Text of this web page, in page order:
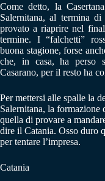
Come detto, la
Salernitana, al termina
provato a riaprire nel
termine. I “falchetti”
buona stagione, forse
che, in casa, ha perso
Casarano, per il resto ha
Per mettersi alle spalle la
Salernitana, la
quella di provare a
dire il Catania. Osso duro
per tentare l’impresa.
Catania